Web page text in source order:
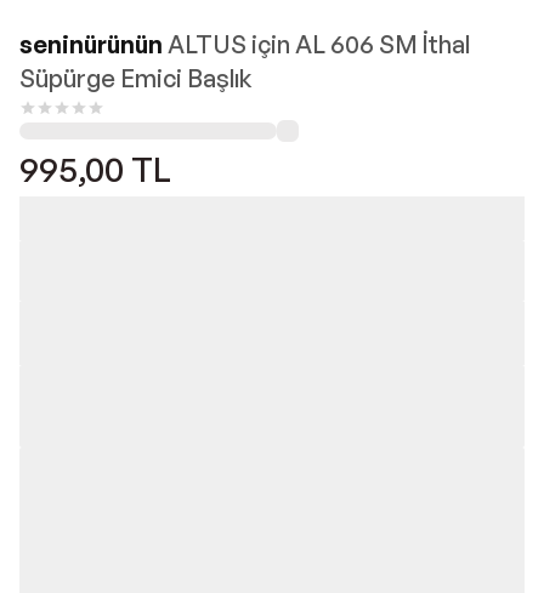
seninürünün ALTUS için AL 606 SM İthal
Süpürge Emici Başlık
995,00 TL